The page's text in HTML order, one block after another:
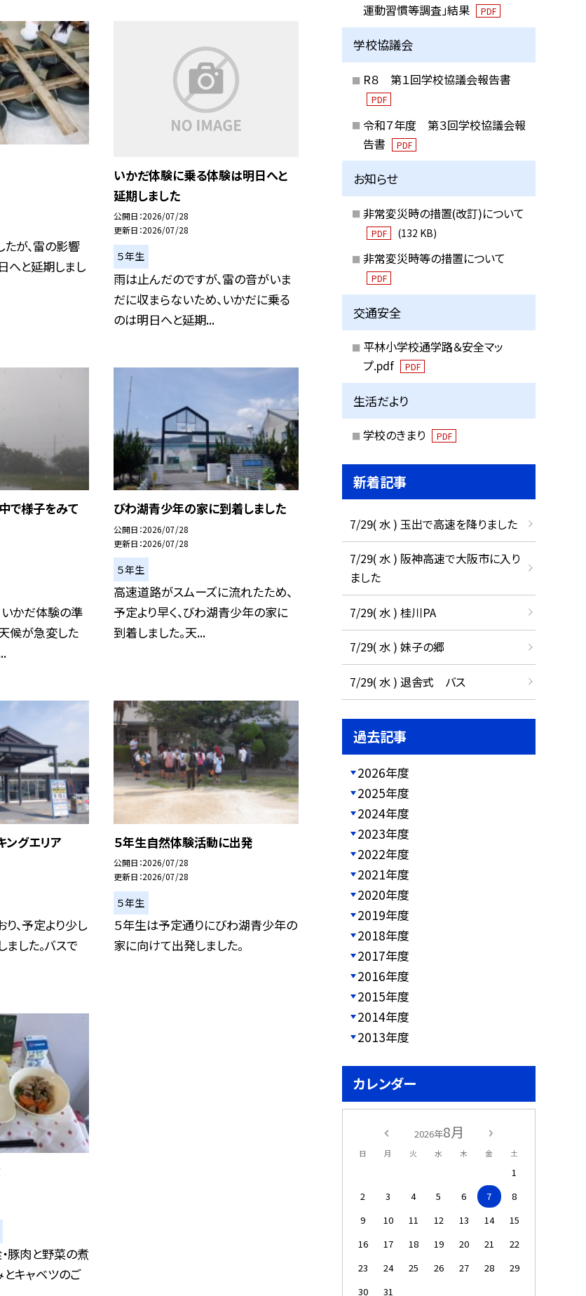
が、雷の影響
へと延期しまし
いかだ体験に乗る体験は明日へと
延期しました
公開日 2026/07/28
更新日 2026/07/28
５年生
雨は止んだのですが、雷の音がいま
だに収まらないため、いかだに乗る
のは明日へと延期...
で様子をみて
かだ体験の準
候が急変した
びわ湖青少年の家に到着しました
公開日 2026/07/28
更新日 2026/07/28
５年生
高速道路がスムーズに流れたため、
予定より早く、びわ湖青少年の家に
到着しました。天...
グエリア
、予定より少し
した。バスで
５年生自然体験活動に出発
公開日 2026/07/28
更新日 2026/07/28
５年生
５年生は予定通りにびわ湖青少年の
家に向けて出発しました。
・豚肉と野菜の煮
とキャベツのご
運動習慣等調査」結果
PDF
学校協議会
R８ 第１回学校協議会報告書
PDF
令和７年度 第３回学校協議会報
告書
PDF
お知らせ
非常変災時の措置(改訂)について
PDF (132 KB)
非常変災時等の措置について
PDF
交通安全
平林小学校通学路＆安全マッ
プ.pdf
PDF
生活だより
学校のきまり PDF
新着記事
7/29( 水 ) 玉出で高速を降りました
7/29( 水 ) 阪神高速で大阪市に入り
ました
7/29( 水 ) 桂川PA
7/29( 水 ) 妹子の郷
7/29( 水 ) 退舎式 バス
過去記事
2026年度
2025年度
2024年度
2023年度
2022年度
2021年度
2020年度
2019年度
2018年度
2017年度
2016年度
2015年度
2014年度
2013年度
カレンダー
2026年8月
日 月 火 水 木 金 土
1
2
3 4 5 6 7
8
9
10 11 12 13 14
15
16
17 18 19 20 21
22
23
24 25 26 27 28
29
30
31